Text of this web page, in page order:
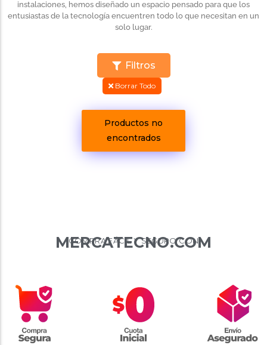
instalaciones, hemos diseñado un espacio pensado para que los
entusiastas de la tecnología encuentren todo lo que necesitan en un
solo lugar.
Filtros
Borrar Todo
Productos no
encontrados
COMPRA FÁCIL Y SEGURO CON
MERCATECNO.COM